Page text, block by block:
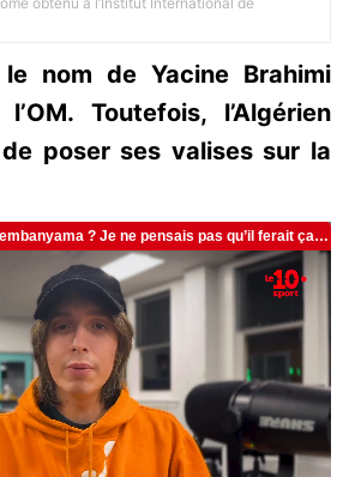
le nom de Yacine Brahimi
Toutefois, l’Algérien
poser ses valises sur la